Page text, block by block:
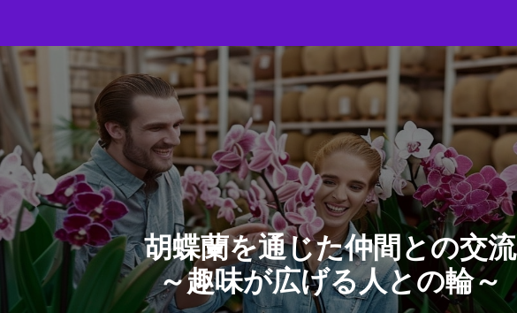
胡蝶蘭を通じた仲間との交流
～趣味が広げる人との輪～